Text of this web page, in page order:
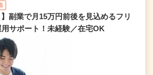
】副業で月15万円前後を見込めるフリ
サポート！未経験／在宅OK